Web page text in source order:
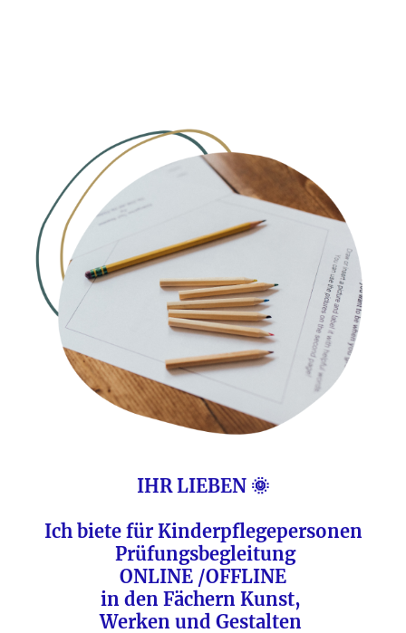
IHR LIEBEN 🌞
Ich biete für Kinderpflegepersonen
Prüfungsbegleitung
ONLINE /OFFLINE
in den Fächern Kunst,
Werken und Gestalten